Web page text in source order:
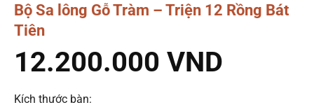
Bộ Sa lông Gỗ Tràm – Triện 12 Rồng Bát
Tiên
12.200.000 VND
Kích thước bàn: